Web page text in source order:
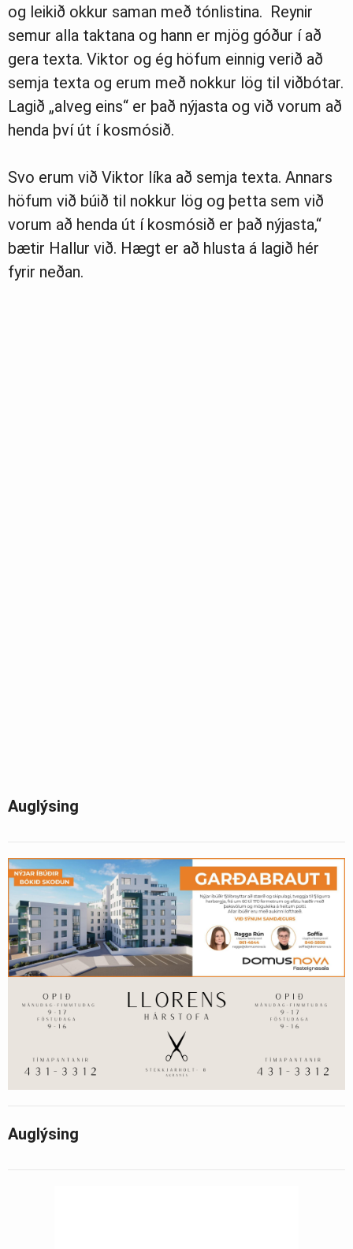
og leikið okkur saman með tónlistina. Reynir
semur alla taktana og hann er mjög góður í að
gera texta. Viktor og ég höfum einnig verið að
semja texta og erum með nokkur lög til viðbótar.
Lagið „alveg eins“ er það nýjasta og við vorum að
henda því út í kosmósið.
Svo erum við Viktor líka að semja texta. Annars
höfum við búið til nokkur lög og þetta sem við
vorum að henda út í kosmósið er það nýjasta,“
bætir Hallur við. Hægt er að hlusta á lagið hér
fyrir neðan.
Auglýsing
Auglýsing